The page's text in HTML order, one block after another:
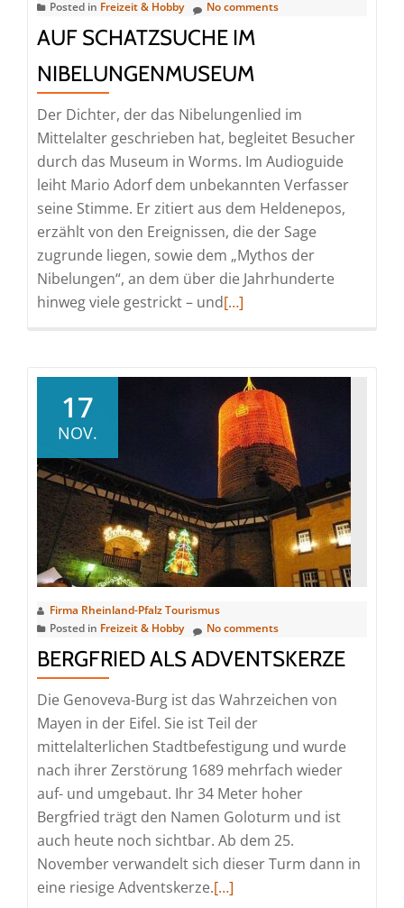
Posted in Freizeit & Hobby No comments
AUF SCHATZSUCHE IM
NIBELUNGENMUSEUM
Der Dichter, der das Nibelungenlied im
Mittelalter geschrieben hat, begleitet Besucher
durch das Museum in Worms. Im Audioguide
leiht Mario Adorf dem unbekannten Verfasser
seine Stimme. Er zitiert aus dem Heldenepos,
erzählt von den Ereignissen, die der Sage
zugrunde liegen, sowie dem „Mythos der
Nibelungen“, an dem über die Jahrhunderte
hinweg viele gestrickt – undRead
Schatzsuche
im
Nibelungenmuseum
[…]
17
NOV.
Firma Rheinland-Pfalz Tourismus
Posted in Freizeit & Hobby No comments
BERGFRIED ALS ADVENTSKERZE
Die Genoveva-Burg ist das Wahrzeichen von
Mayen in der Eifel. Sie ist Teil der
mittelalterlichen Stadtbefestigung und wurde
nach ihrer Zerstörung 1689 mehrfach wieder
auf- und umgebaut. Ihr 34 Meter hoher
Bergfried trägt den Namen Goloturm und ist
auch heute noch sichtbar. Ab dem 25.
November verwandelt sich dieser Turm dann in
eine riesige Adventskerze.Read
[…]